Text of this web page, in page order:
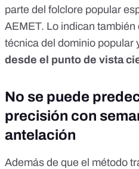
parte del folclore popular
AEMET. Lo indican también
técnica del dominio popular
desde el punto de vista
No se puede
precisión con
antelación
Además de que el método